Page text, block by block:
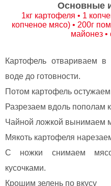
Основные
1кг картофеля • 1
копченое мясо) • 200г
майонез •
Картофель отвариваем в
воде до готовности.
Потом картофель
Разрезаем вдоль пополам
Чайной ложкой вынимаем
Мякоть картофеля
С ножки снимаем
кусочками.
Крошим зелень по вкусу